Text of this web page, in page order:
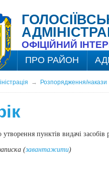
ОФІЦІЙНИЙ
ПРО РАЙОН
→ Розпорядження/накази
пунктів видачі засобів
(завантажити)